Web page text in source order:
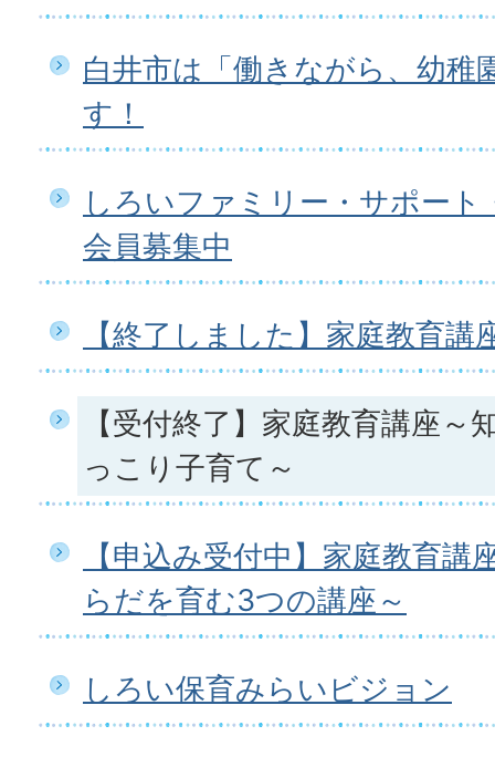
白井市は「働きながら、幼稚
す！
しろいファミリー・サポート
会員募集中
【終了しました】家庭教育講
【受付終了】家庭教育講座～
っこり子育て～
【申込み受付中】家庭教育講
らだを育む3つの講座～
しろい保育みらいビジョン